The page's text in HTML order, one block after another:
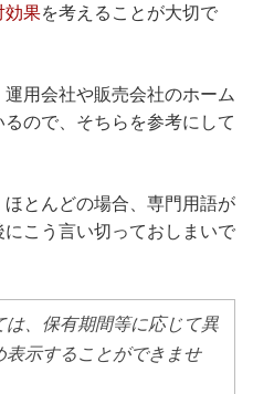
効果を考えることが大切で
用会社や販売会社のホーム
ので、そちらを参考にして
とんどの場合、専門用語が
こう言い切っておしまいで
、保有期間等に応じて異
示することができませ